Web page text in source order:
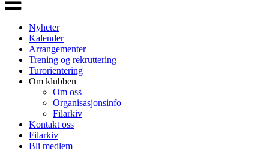
navigasjon
Nyheter
Kalender
Arrangementer
Trening og rekruttering
Turorientering
Om klubben
Om oss
Organisasjonsinfo
Filarkiv
Kontakt oss
Filarkiv
Bli medlem